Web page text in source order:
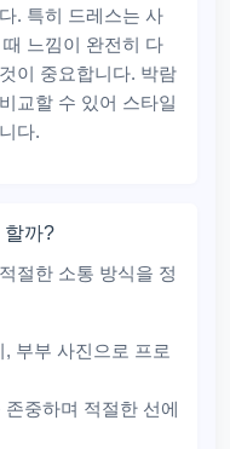
. 특히 드레스는 사
느낌이 완전히 다
이 중요합니다. 박람
교할 수 있어 스타일
다.
할까?
절한 소통 방식을 정
부부 사진으로 프로
중하며 적절한 선에